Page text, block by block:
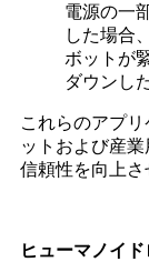
電源の一
した場合
ボットが
ダウンし
これらのアプ
ットおよび産
信頼性を向上さ
ヒューマノイド